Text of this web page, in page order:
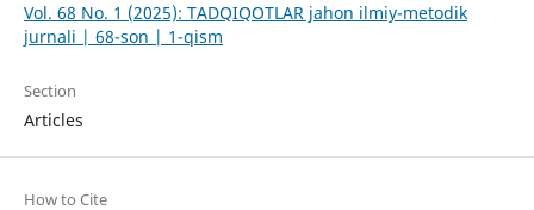
Vol. 68 No. 1 (2025): TADQIQOTLAR jahon ilmiy-metodik
jurnali | 68-son | 1-qism
Section
Articles
How to Cite